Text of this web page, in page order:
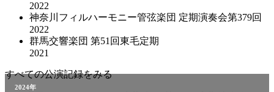
2022
神奈川フィルハーモニー管弦楽団 定期演奏会第379回
2022
群馬交響楽団 第51回東毛定期
2021
すべての公演記録をみる
2024年